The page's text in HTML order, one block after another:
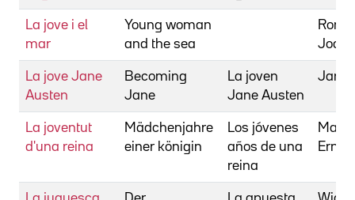
La jove i el
mar
Young woman
and the sea
La jove Jane
Austen
Becoming
Jane
La joven
Jane Austen
La joventut
d'una reina
Mädchenjahre
einer königin
Los jóvenes
años de una
reina
Ernst